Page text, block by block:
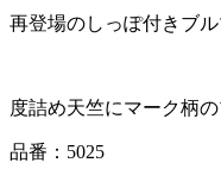
再登場のしっぽ付きブル
度詰め天竺にマーク柄
品番：5025